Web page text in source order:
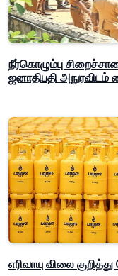
நீர்கொழும்பு
ஜனாதிபதி அநுரவிடம்
எரிவாயு விலை